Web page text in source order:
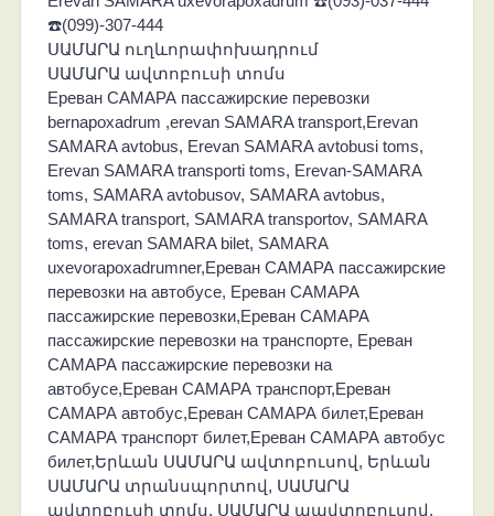
☎️(099)-307-444
ՍԱՄԱՐԱ ուղևորափոխադրում
ՍԱՄԱՐԱ ավտոբուսի տոմս
Ереван САМАРА пассажирские перевозки
bernapoxadrum ,erevan SAMARA transport,Erevan
SAMARA avtobus, Erevan SAMARA avtobusi toms,
Erevan SAMARA transporti toms, Erevan-SAMARA
toms, SAMARA avtobusov, SAMARA avtobus,
SAMARA transport, SAMARA transportov, SAMARA
toms, erevan SAMARA bilet, SAMARA
uxevorapoxadrumner,Ереван САМАРА пассажирские
перевозки на автобусе, Ереван САМАРА
пассажирские перевозки,Ереван САМАРА
пассажирские перевозки на транспорте, Ереван
САМАРА пассажирские перевозки на
автобусе,Ереван САМАРА транспорт,Ереван
САМАРА автобус,Ереван САМАРА билет,Ереван
САМАРА транспорт билет,Ереван САМАРА автобус
билет,Երևան ՍԱՄԱՐԱ ավտոբուսով, Երևան
ՍԱՄԱՐԱ տրանսպորտով, ՍԱՄԱՐԱ
ավտոբուսի տոմս, ՍԱՄԱՐԱ աավտոբուսով,